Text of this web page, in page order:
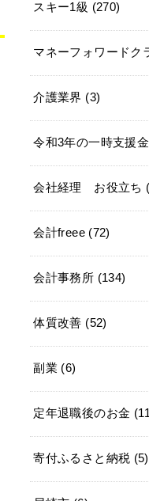
スキー1級 (270)
マネーフォワードク
介護業界 (3)
令和3年の一時支援金
会社経理 お役立ち
会計freee (72)
会計事務所 (134)
体質改善 (52)
副業 (6)
定年退職後のお金
寄付ふるさと納税 (5)